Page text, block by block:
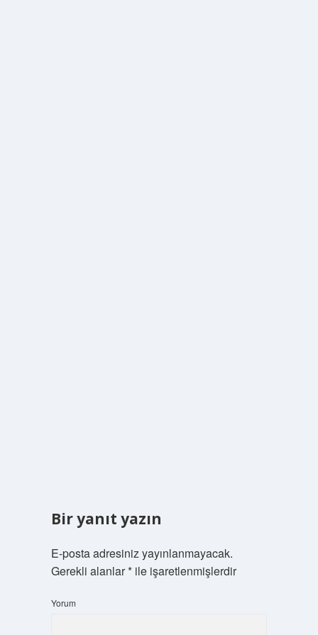
Bir yanıt yazın
E-posta adresiniz yayınlanmayacak.
Gerekli alanlar*ile işaretlenmişlerdir
Yorum